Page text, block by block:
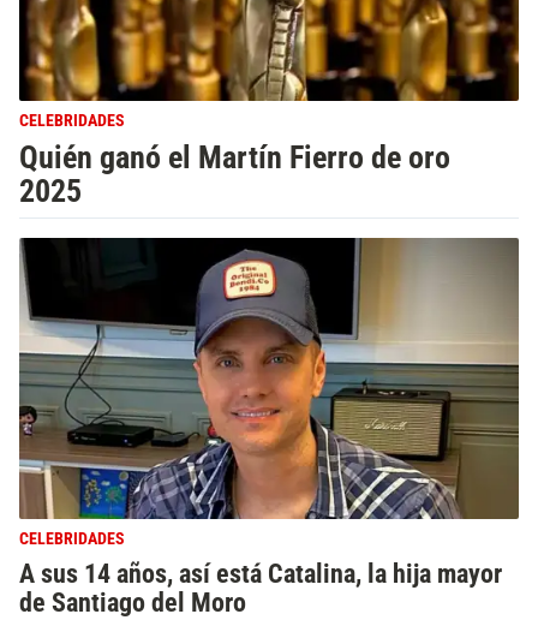
CELEBRIDADES
Quién ganó el Martín Fierro de oro
2025
CELEBRIDADES
A sus 14 años, así está Catalina, la hija mayor
de Santiago del Moro